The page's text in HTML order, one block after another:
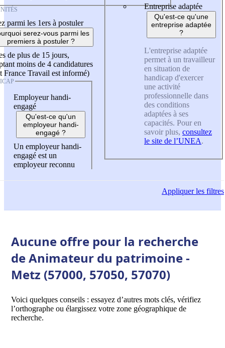
parmi les 1ers à postuler
serez-vous parmi les
premiers à postuler ?
de plus de 15 jours,
moins de 4 candidatures
France Travail est informé)
Employeur handi-
engagé
Qu'est-ce qu'un
employeur handi-
engagé ?
Un employeur handi-
engagé est un
employeur reconnu
Entreprise adaptée
Qu'est-ce qu'une
entreprise adaptée
?
L'entreprise adaptée
permet à un travailleur
en situation de
handicap d'exercer
une activité
professionnelle dans
des conditions
adaptées à ses
capacités. Pour en
savoir plus, consultez
le site de l’UNEA.
Appliquerles filtres
Aucune offre pour la recherche
de Animateur du patrimoine -
Metz (57000, 57050, 57070)
Voici quelques conseils : essayez d’autres mots clés, vérifiez
l’orthographe ou élargissez votre zone géographique de
recherche.